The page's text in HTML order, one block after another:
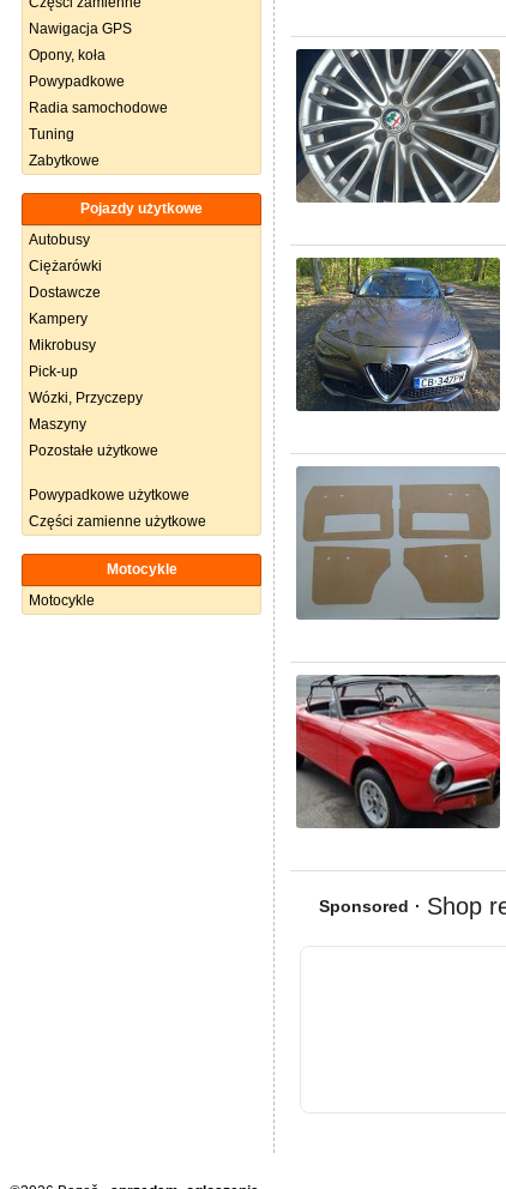
Nawigacja GPS
Opony, koła
Powypadkowe
Radia samochodowe
Tuning
Zabytkowe
Pojazdy użytkowe
Autobusy
Ciężarówki
Dostawcze
Kampery
Mikrobusy
Pick-up
Wózki, Przyczepy
Maszyny
Pozostałe użytkowe
Powypadkowe użytkowe
Części zamienne użytkowe
Motocykle
Motocykle